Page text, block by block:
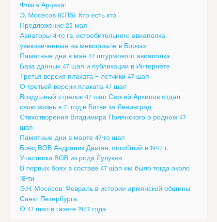
Флага Арцаха!
Э. Мосесов (СПб). Кто есть кто
Предложение 22 мая
Авиаторы 4-го гв. истребительного авиаполка,
увековеченные на мемориале в Борках
Памятные дни в мае 47 штурмового авиаполка
База данных 47 шап и публикации в Интернете
Третья версия плаката — летчики 47 шап
О третьей версии плаката 47 шап
Воздушный стрелок 47 шап Сергей Архипов отдал
свою жизнь в 21 год в Битве за Ленинград
Стихотворения Владимира Полянского о родном 47
шап
Памятные дни в марте 47-го шап
Боец ВОВ Андраник Давтян, погибший в 1943 г.
Участники ВОВ из рода Лулукян
В первых боях в составе 47 шап им было тогда около
18-ти
Э.Н. Мосесов. Февраль в истории армянской общины
Санкт-Петербурга
О 47 шап в газете 1947 года